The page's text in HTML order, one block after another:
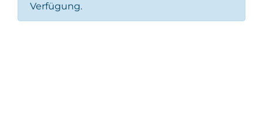
Verfügung.